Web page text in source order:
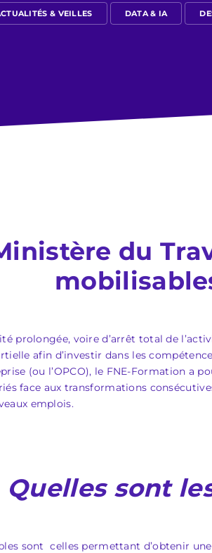
& VEILLES DATA & IA
du
prolongée, voire d’arrêt total de
afin d’investir dans les
(ou l’OPCO), le FNE-Formation
face aux transformations
emplois.
Quelles sont
sont celles permettant d’obtenir